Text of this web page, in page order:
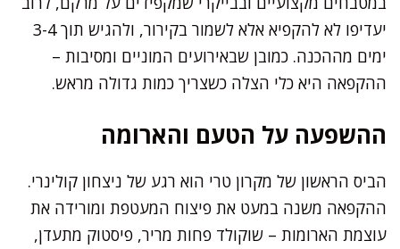
יעדיפו לא להקפיא אלא לשמור בקירור, ולהגיש תוך 3-4
ימים מההכנה. כמובן שבאירועים המוניים ומסיבות –
ההקפאה היא כלי הצלה כשצריך כמות גדולה מראש.
ההשפעה על הטעם והארומה
הביס הראשון של מקרון טרי הוא רגע של ניצחון קולינרי.
ההקפאה משנה במעט את פיצוח המעטפת ומורידה את
עוצמת הארומות – שוקולד פחות מריר, פיסטוק מתעדן,